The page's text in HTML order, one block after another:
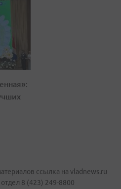
ссылка на vladnews.ru
8 (423) 249-8800